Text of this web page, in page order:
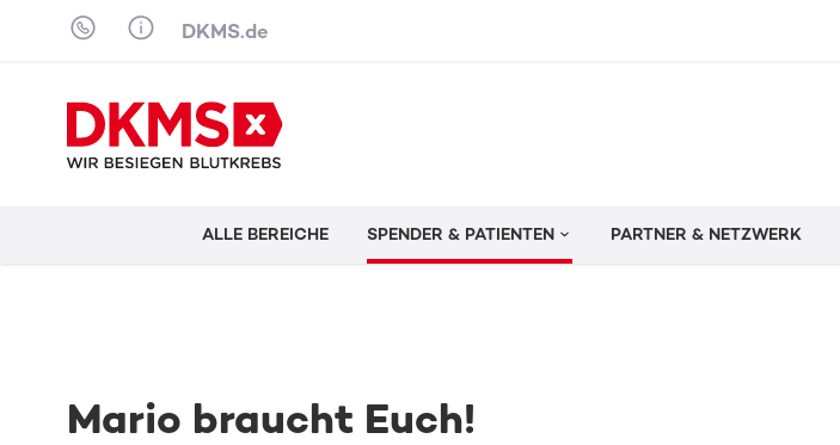
Skip to content
DKMS.de
ALLE BEREICHE SPENDER & PATIENTEN PARTNER & NETZWERK
Mario braucht Euch!